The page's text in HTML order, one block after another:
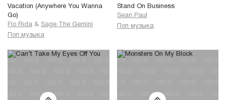
Vacation (Anywhere You Wanna
Go)
Flo Rida & Sage The Gemini
Поп музыка
Stand On Business
Sean Paul
Поп музыка